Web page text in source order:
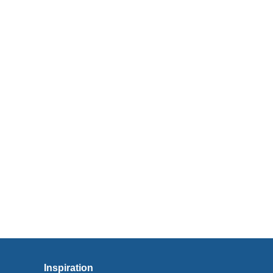
Inspiration